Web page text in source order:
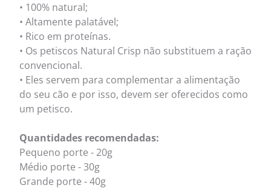
• 100% natural;
• Altamente palatável;
• Rico em proteínas.
• Os petiscos Natural Crisp não substituem a ração
convencional.
• Eles servem para complementar a alimentação
do seu cão e por isso, devem ser oferecidos como
um petisco.
Quantidades recomendadas:
Pequeno porte - 20g
Médio porte - 30g
Grande porte - 40g